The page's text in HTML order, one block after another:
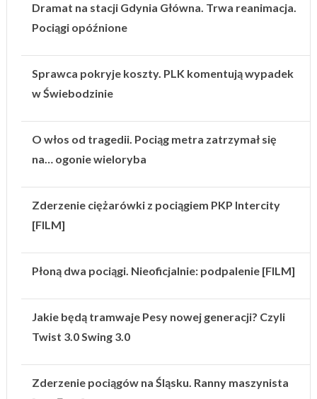
Dramat na stacji Gdynia Główna. Trwa reanimacja.
Pociągi opóźnione
Sprawca pokryje koszty. PLK komentują wypadek
w Świebodzinie
O włos od tragedii. Pociąg metra zatrzymał się
na… ogonie wieloryba
Zderzenie ciężarówki z pociągiem PKP Intercity
[FILM]
Płoną dwa pociągi. Nieoficjalnie: podpalenie [FILM]
Jakie będą tramwaje Pesy nowej generacji? Czyli
Twist 3.0 Swing 3.0
Zderzenie pociągów na Śląsku. Ranny maszynista